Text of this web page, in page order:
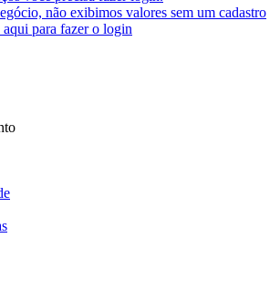
não exibimos valores sem um cadastro
para fazer o login